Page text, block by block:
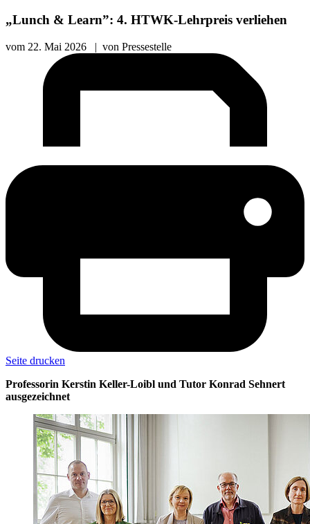
„Lunch & Learn”: 4. HTWK-Lehrpreis verliehen
vom 22. Mai 2026 | von Pressestelle
Seite drucken
Professorin Kerstin Keller-Loibl und Tutor Konrad Sehnert
ausgezeichnet